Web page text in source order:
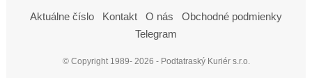
Aktuálne číslo Kontakt O nás
Obchodné podmienky
Telegram
© Copyright 1989- 2026 - Podtatraský Kuriér s.r.o.